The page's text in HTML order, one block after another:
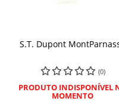
S.T. Dupont
(0)
PRODUTO INDISPONÍVEL
MOMENTO